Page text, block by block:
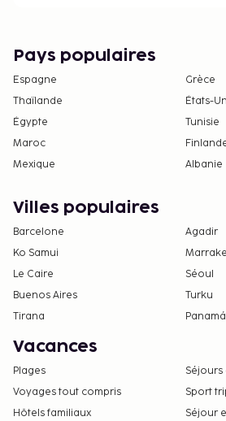
Pays populaires
Espagne
Grèce
Thaïlande
États-
Égypte
Tunisie
Maroc
Mexique
Albanie
Villes populaires
Barcelone
Agadir
Ko Samui
Le Caire
Séoul
Buenos Aires
Turku
Tirana
Panamá
Vacances
Plages
Séjours
Voyages tout compris
Sport
Hôtels familiaux
Séjour